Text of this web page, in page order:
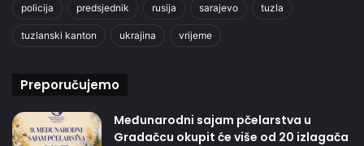
policija predsjednik rusija sarajevo tuzla
tuzlanski kanton ukrajina vrijeme
Preporučujemo
Međunarodni sajam pčelarstva u
Gradačcu okupit će više od 20 izlagača